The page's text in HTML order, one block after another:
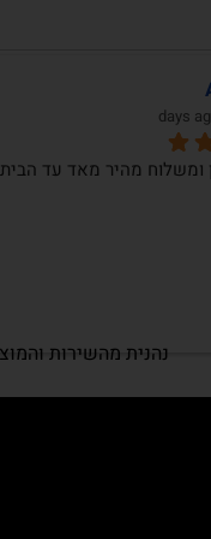
שרכשתי מכם
נהנית מהשירות